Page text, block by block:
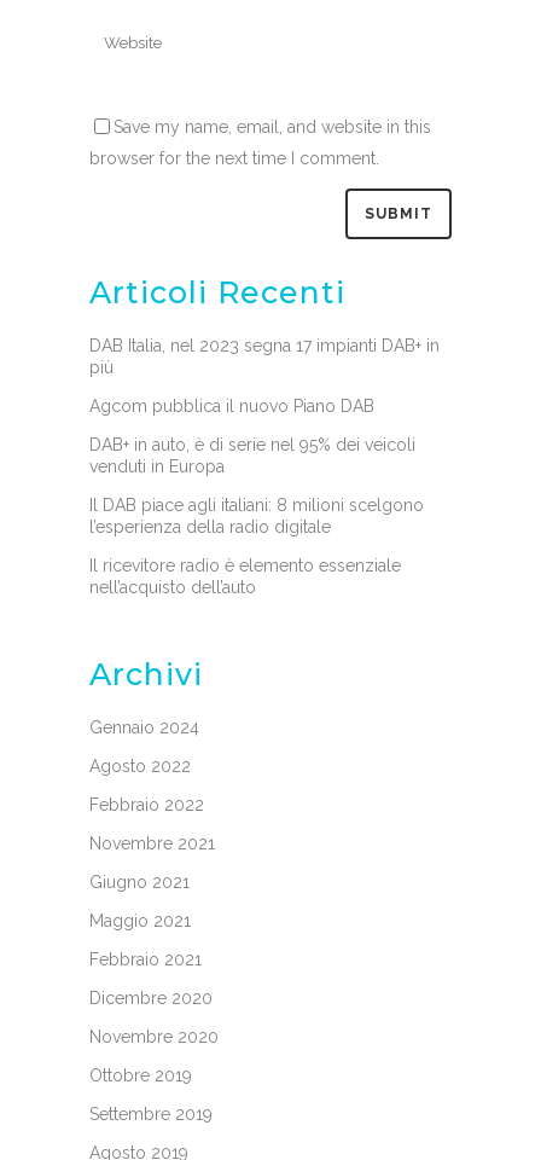
Save my name, email, and website in this
browser for the next time I comment.
Articoli Recenti
DAB Italia, nel 2023 segna 17 impianti DAB+ in
più
Agcom pubblica il nuovo Piano DAB
DAB+ in auto, è di serie nel 95% dei veicoli
venduti in Europa
Il DAB piace agli italiani: 8 milioni scelgono
l’esperienza della radio digitale
Il ricevitore radio è elemento essenziale
nell’acquisto dell’auto
Archivi
Gennaio 2024
Agosto 2022
Febbraio 2022
Novembre 2021
Giugno 2021
Maggio 2021
Febbraio 2021
Dicembre 2020
Novembre 2020
Ottobre 2019
Settembre 2019
Agosto 2019